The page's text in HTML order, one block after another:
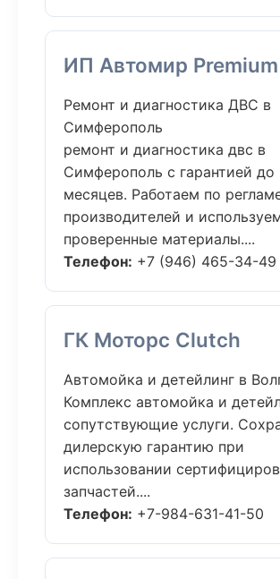
ИП Автомир Premium
Ремонт и диагностика ДВС в
Симферополь
ремонт и диагностика двс в
Симферополь с гарантией до
месяцев. Работаем по
производителей и
проверенные материалы....
Телефон: +7 (946) 465-34-49
ГК Моторс Clutch
Автомойка и детейлинг в
Комплекс автомойка и
сопутствующие услуги.
дилерскую гарантию при
использовании
запчастей....
Телефон: +7-984-631-41-50